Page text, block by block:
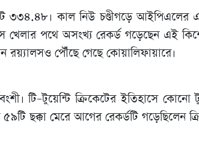
৩৩৪.৪৮। কাল নিউ চণ্ডীগড়ে আইপিএলের
পথে অসংখ্য রেকর্ড গড়েছেন এই
রয়্যালসও পৌঁছে গেছে কোয়ালিফায়ারে।
টি–টুয়েন্টি ক্রিকেটের ইতিহাসে কোনো
ছক্কা মেরে আগের রেকর্ডটি গড়েছিলেন